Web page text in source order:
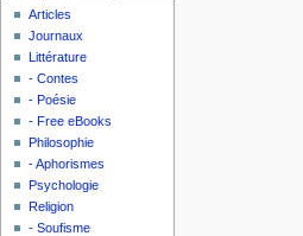
Articles
Journaux
Littérature
- Contes
- Poésie
- Free eBooks
Philosophie
- Aphorismes
Psychologie
Religion
- Soufisme